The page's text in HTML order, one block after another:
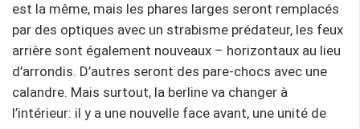
est la même, mais les phares larges seront remplacés
par des optiques avec un strabisme prédateur, les feux
arrière sont également nouveaux – horizontaux au lieu
d’arrondis. D’autres seront des pare-chocs avec une
calandre. Mais surtout, la berline va changer à
l’intérieur: il y a une nouvelle face avant, une unité de